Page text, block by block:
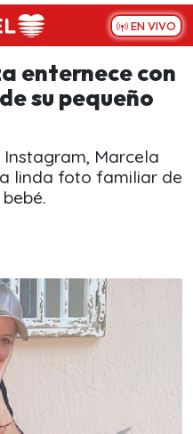
EN VIVO
enternece con
su pequeño
Marcela
linda foto familiar de